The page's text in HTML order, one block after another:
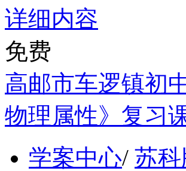
详细内容
免费
高邮市车逻镇初
物理属性》复习
学案中心/ 苏